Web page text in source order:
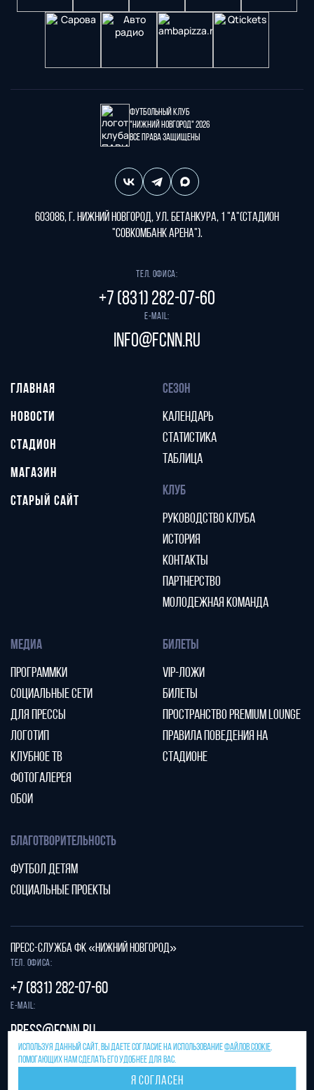
Футбольный клуб
"Нижний Новгород" 2026
Все права защищены
603086, г. Нижний Новгород, ул. Бетанкура, 1 "А"(стадион
"СОВКОМБАНК АРЕНА").
Тел. офиса:
+7 (831) 282-07-60
E-mail:
info@fcnn.ru
ГЛАВНАЯ
НОВОСТИ
СТАДИОН
МАГАЗИН
СТАРЫЙ САЙТ
СЕЗОН
КАЛЕНДАРЬ
СТАТИСТИКА
ТАБЛИЦА
КЛУБ
РУКОВОДСТВО КЛУБА
ИСТОРИЯ
КОНТАКТЫ
ПАРТНЕРСТВО
МОЛОДЕЖНАЯ КОМАНДА
МЕДИА
ПРОГРАММКИ
СОЦИАЛЬНЫЕ СЕТИ
ДЛЯ ПРЕССЫ
ЛОГОТИП
КЛУБНОЕ ТВ
ФОТОГАЛЕРЕЯ
ОБОИ
БИЛЕТЫ
VIP-ЛОЖИ
БИЛЕТЫ
ПРОСТРАНСТВО PREMIUM LOUNGE
ПРАВИЛА ПОВЕДЕНИЯ НА
СТАДИОНЕ
БЛАГОТВОРИТЕЛЬНОСТЬ
ФУТБОЛ ДЕТЯМ
СОЦИАЛЬНЫЕ ПРОЕКТЫ
Защита от спама reCAPTCHA.
Конфиденциальностьиусловия использования
ПРЕСС-СЛУЖБА ФК «НИЖНИЙ НОВГОРОД»
Тел. офиса:
+7 (831) 282-07-60
E-mail:
press@fcnn.ru
ИСПОЛЬЗУЯ ДАННЫЙ САЙТ, ВЫ ДАЕТЕ СОГЛАСИЕ НА ИСПОЛЬЗОВАНИЕФАЙЛОВ COOKIE,
ПОМОГАЮЩИХ НАМ СДЕЛАТЬ ЕГО УДОБНЕЕ ДЛЯ ВАС.
Я СОГЛАСЕН